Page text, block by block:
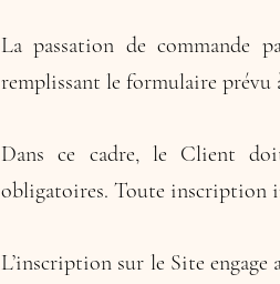
La passation de
remplissant le formulaire prévu
Dans ce cadre, le Client
obligatoires. Toute inscription
L’inscription sur le Site